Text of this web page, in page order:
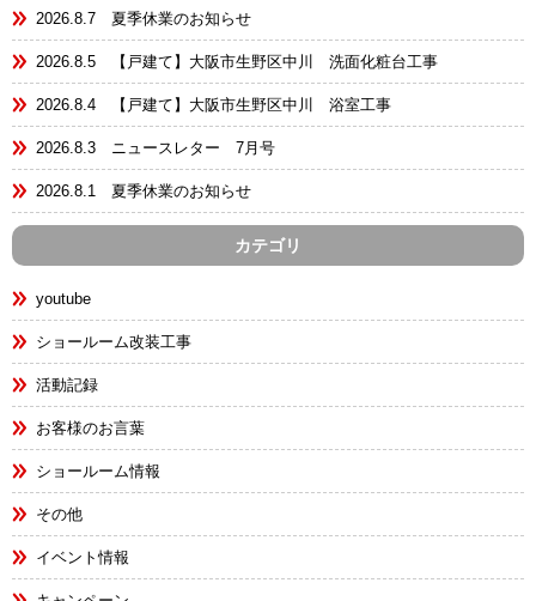
2026.8.7 夏季休業のお知らせ
2026.8.5 【戸建て】大阪市生野区中川 洗面化粧台工事
2026.8.4 【戸建て】大阪市生野区中川 浴室工事
2026.8.3 ニュースレター 7月号
2026.8.1 夏季休業のお知らせ
カテゴリ
youtube
ショールーム改装工事
活動記録
お客様のお言葉
ショールーム情報
その他
イベント情報